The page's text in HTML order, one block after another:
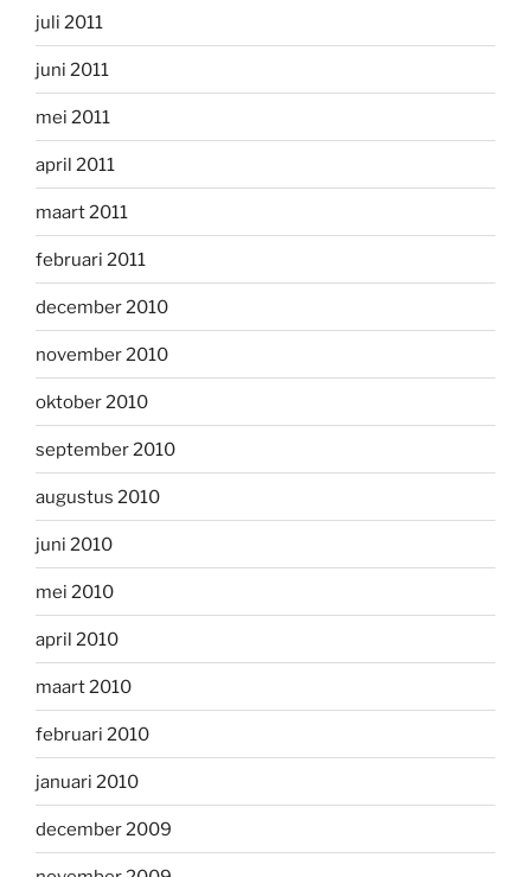
juli 2011
juni 2011
mei 2011
april 2011
maart 2011
februari 2011
december 2010
november 2010
oktober 2010
september 2010
augustus 2010
juni 2010
mei 2010
april 2010
maart 2010
februari 2010
januari 2010
december 2009